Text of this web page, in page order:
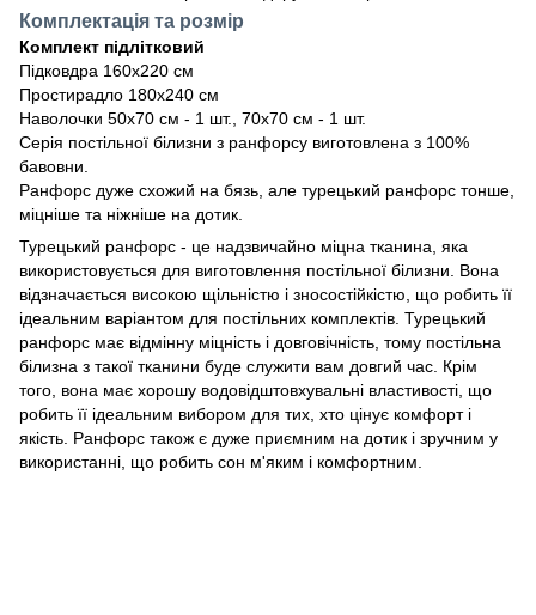
Комплектація та розмір
Комплект підлітковий
Підковдра 160х220 см
Простирадло 180х240 см
Наволочки 50х70 см - 1 шт., 70х70 см - 1 шт.
Серія постільної білизни з ранфорсу виготовлена з 100%
бавовни.
Ранфорс дуже схожий на бязь, але турецький ранфорс тонше,
міцніше та ніжніше на дотик.
Турецький ранфорс - це надзвичайно міцна тканина, яка
використовується для виготовлення постільної білизни. Вона
відзначається високою щільністю і зносостійкістю, що робить її
ідеальним варіантом для постільних комплектів. Турецький
ранфорс має відмінну міцність і довговічність, тому постільна
білизна з такої тканини буде служити вам довгий час. Крім
того, вона має хорошу водовідштовхувальні властивості, що
робить її ідеальним вибором для тих, хто цінує комфорт і
якість. Ранфорс також є дуже приємним на дотик і зручним у
використанні, що робить сон м'яким і комфортним.